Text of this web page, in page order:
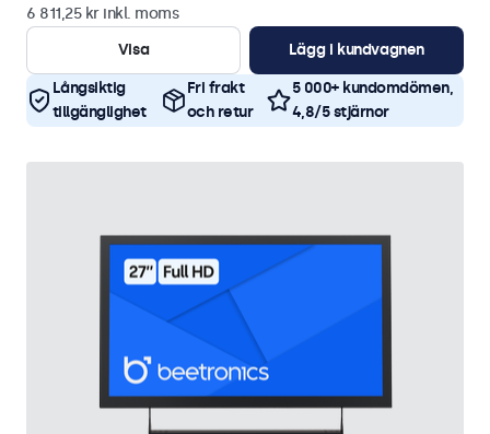
6 811,25 kr inkl. moms
Visa
Lägg i kundvagnen
Långsiktig
tillgänglighet
Fri frakt
och retur
5 000+ kundomdömen,
4,8/5 stjärnor